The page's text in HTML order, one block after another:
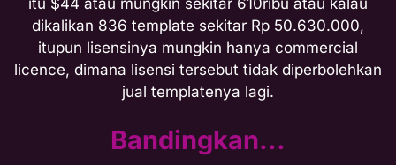
itu $44 atau mungkin sekitar 610ribu atau kalau
dikalikan 836 template sekitar Rp 50.630.000,
itupun lisensinya mungkin hanya commercial
licence, dimana lisensi tersebut tidak diperbolehkan
jual templatenya lagi.
Bandingkan...